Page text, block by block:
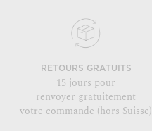
RETOURS GRATUITS
15 jours pour
renvoyer gratuitement
votre commande (hors Suisse)